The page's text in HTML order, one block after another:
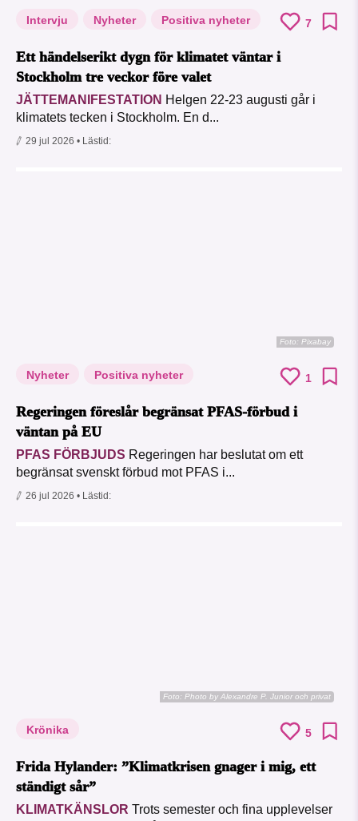
Intervju Nyheter Positiva nyheter 7
Ett händelserikt dygn för klimatet väntar i
Stockholm tre veckor före valet
JÄTTEMANIFESTATION Helgen 22-23 augusti går i
klimatets tecken i Stockholm. En d...
29 jul 2026 • Lästid:
Foto: Pixabay
Nyheter Positiva nyheter 1
Regeringen föreslår begränsat PFAS-förbud i
väntan på EU
PFAS FÖRBJUDS Regeringen har beslutat om ett
begränsat svenskt förbud mot PFAS i...
26 jul 2026 • Lästid:
Foto: Photo by Alexandre P. Junior och privat
Krönika 5
Frida Hylander: ”Klimatkrisen gnager i mig, ett
ständigt sår”
KLIMATKÄNSLOR Trots semester och fina upplevelser